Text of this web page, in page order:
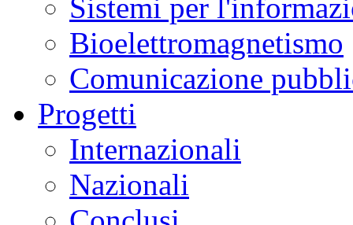
Sistemi per
Bioelettromagnetismo
Comunicazione
Progetti
Internazionali
Nazionali